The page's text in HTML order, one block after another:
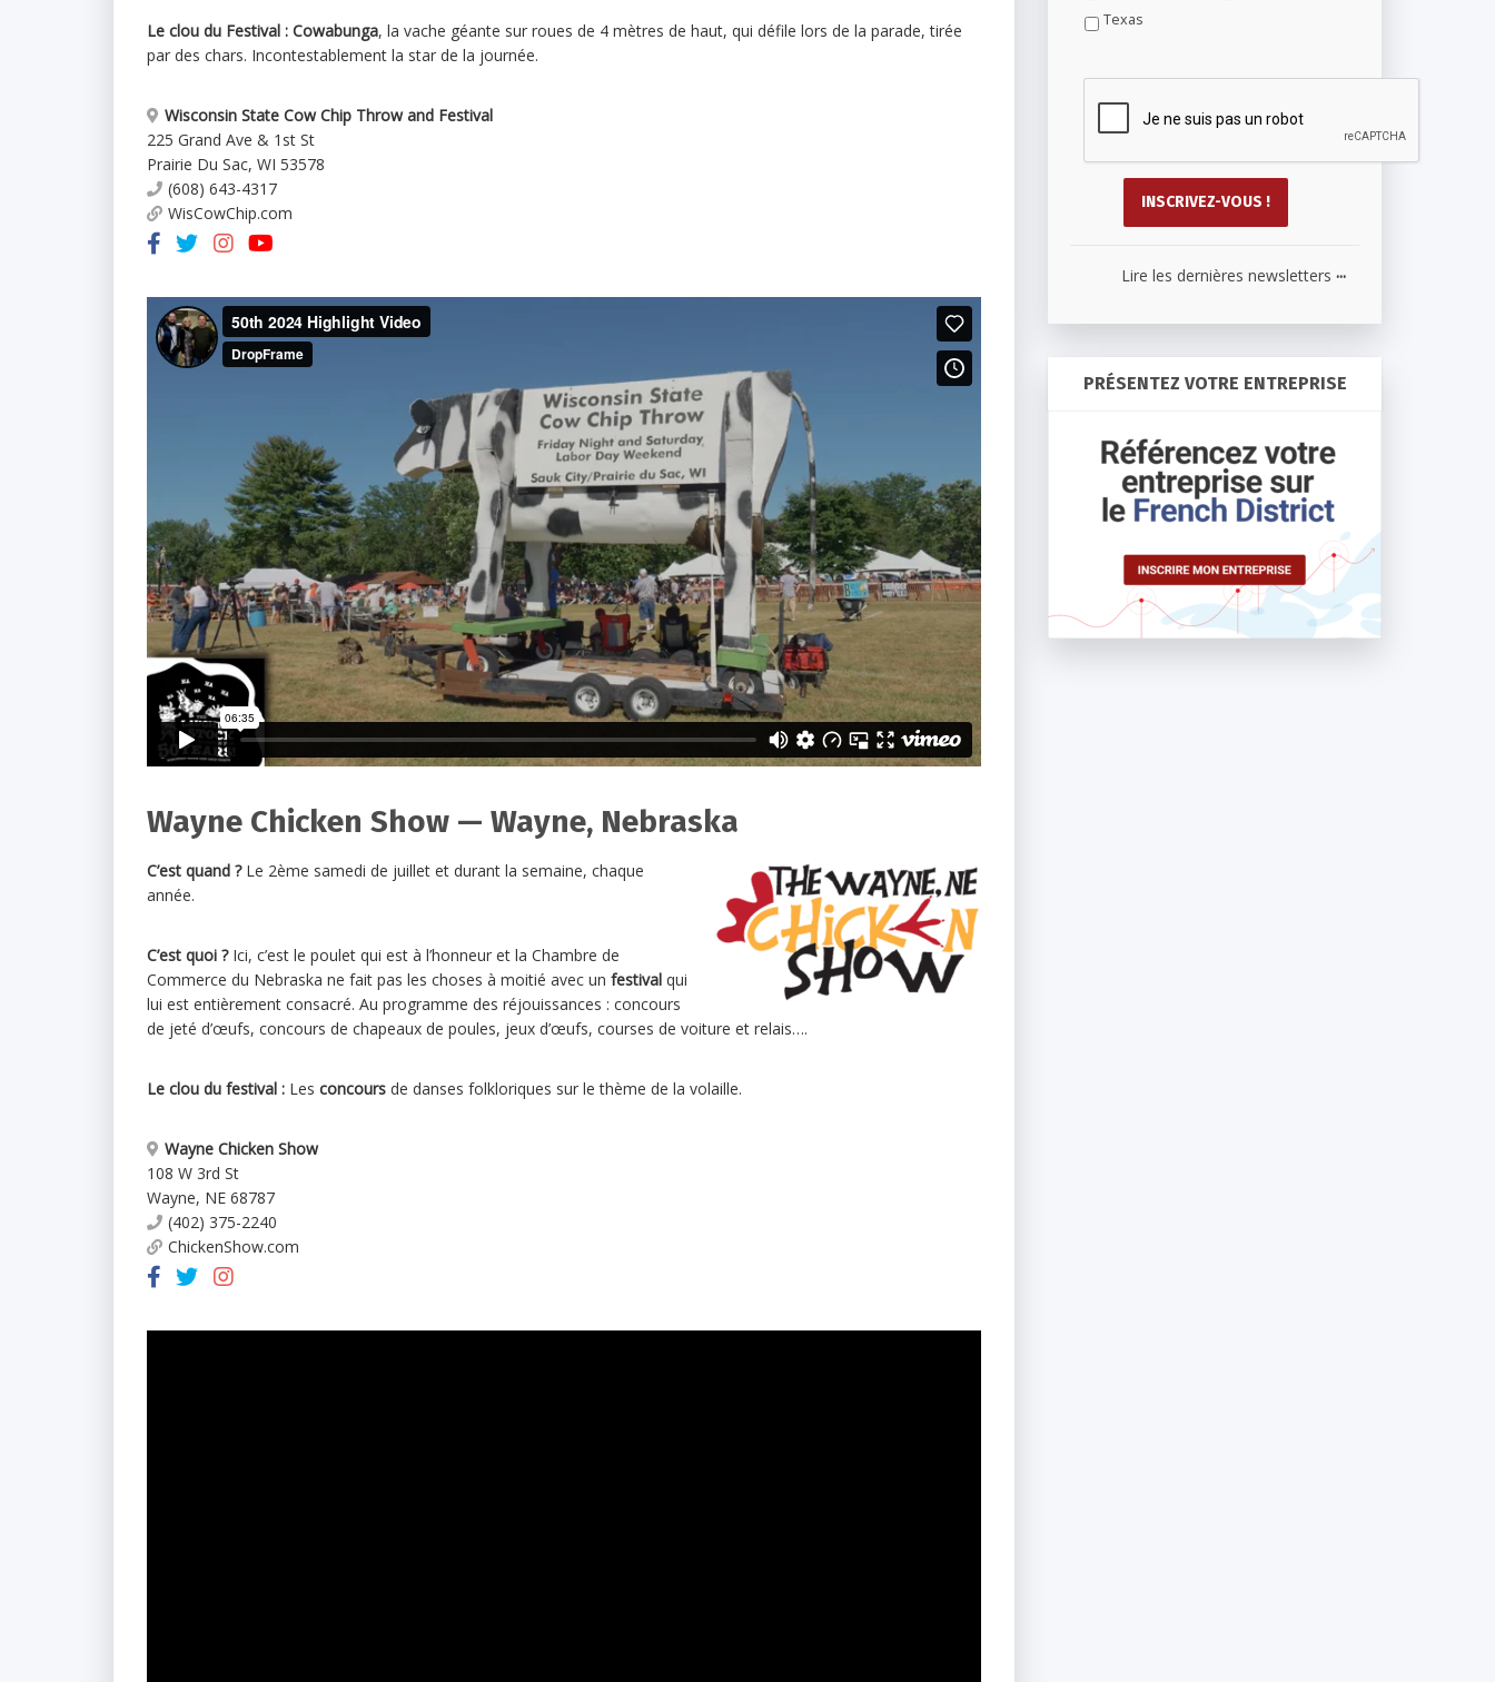
Le clou du Festival : Cowabunga, la vache géante sur roues de 4 mètres de haut, qui défile lors de la parade, tirée
par des chars. Incontestablement la star de la journée.
Wisconsin State Cow Chip Throw and Festival
225 Grand Ave & 1st St
Prairie Du Sac, WI 53578
(608) 643-4317
WisCowChip.com
Wayne Chicken Show — Wayne, Nebraska
C’est quand ?Le 2ème samedi de juillet et durant la semaine, chaque
année.
C’est quoi ?Ici, c’est le poulet qui est à l’honneur et la Chambre de
Commerce du Nebraska ne fait pas les choses à moitié avec un festival qui
lui est entièrement consacré. Au programme des réjouissances : concours
de jeté d’œufs, concours de chapeaux de poules, jeux d’œufs, courses de voiture et relais….
Le clou du festival : Les concours de danses folkloriques sur le thème de la volaille.
Wayne Chicken Show
108 W 3rd St
Wayne, NE 68787
(402) 375-2240
ChickenShow.com
Texas
Lire les dernières newsletters ...
PRÉSENTEZ VOTRE ENTREPRISE